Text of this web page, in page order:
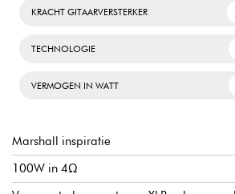
KRACHT GITAARVERSTERKER
TECHNOLOGIE
VERMOGEN IN WATT
Marshall inspiratie
100W in 4Ω